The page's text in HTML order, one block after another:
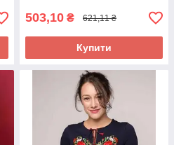
503,10 ₴ 621,11 ₴
Купити